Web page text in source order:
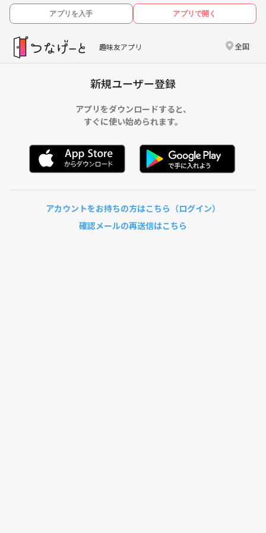
アプリを入手 アプリで開く
趣味友アプリ 全国
新規ユーザー登録
アプリをダウンロードすると、
すぐに使い始められます。
アカウントをお持ちの方はこちら（ログイン）
確認メールの再送信はこちら